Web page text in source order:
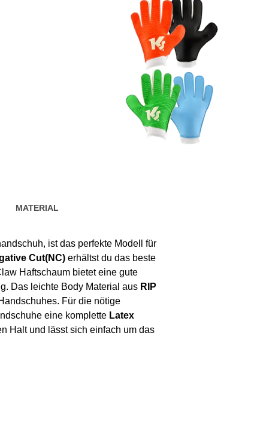
KEEPERsportKEEPERsport
KEEPERdummy (red)
KEEPERsport
KEEPERsport
KEEPERdummy (black)
MATERIAL
ist das perfekte Modell für
Cut(NC) erhältst du das beste
Haftschaum bietet eine gute
Das leichte Body Material aus RIP
Für die nötige
eine komplette Latex
Halt und lässt sich einfach um das